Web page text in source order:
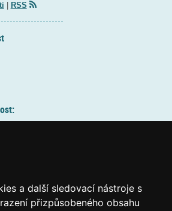
a další sledovací nástroje s
přizpůsobeného obsahu
RSS